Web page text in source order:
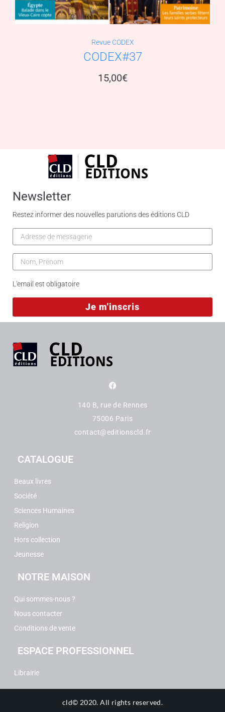
Revue CODEX
CODEX#37
15,00€
Newsletter
Restez informer des nouvelles parutions des éditions CLD
L'email est obligatoire
140 B, rue de Rennes
75006 Paris
contact@editionscld.fr
CATALOGUE
Beaux livres
Société
Sciences Humaines
Religion
Hors collection
Jeunesse
NOTRE MAISON
Qui sommes-nous ?
Nous contacter
Conditions de vente
ESPACE PROFESSIONNEL
Librairie
cld© 2020.All rights reserved.